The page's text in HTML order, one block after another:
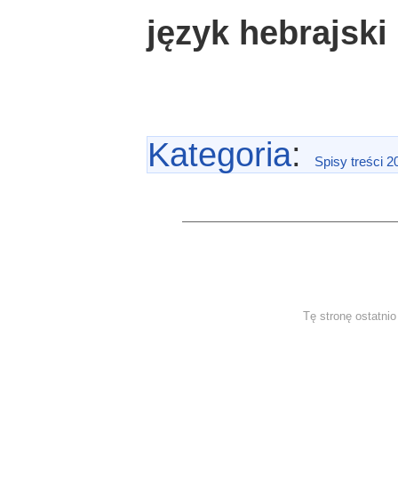
język hebrajski
Kategoria: Spisy treści
Tę stronę